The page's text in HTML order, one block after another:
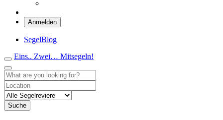
Anmelden
SegelBlog
Eins.. Zwei… Mitsegeln!
Suche